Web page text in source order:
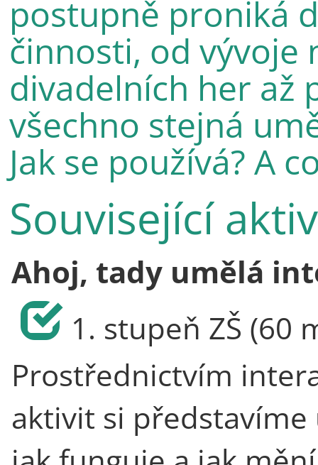
postupně proniká
činnosti, od vývoje
divadelních her až
všechno stejná
Jak se používá? A
Související
Ahoj, tady umělá
1. stupeň ZŠ (60
Prostřednictvím
aktivit si